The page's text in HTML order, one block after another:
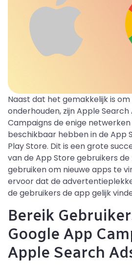
Naast dat het gemakkelijk is
onderhouden, zijn Apple Search
Campaigns de enige
beschikbaar hebben in de App
Play Store. Dit is een grote
van de App Store gebruikers
gebruiken om nieuwe apps te
ervoor dat de
de gebruikers de app gelijk
Bereik
Google App
Apple Search